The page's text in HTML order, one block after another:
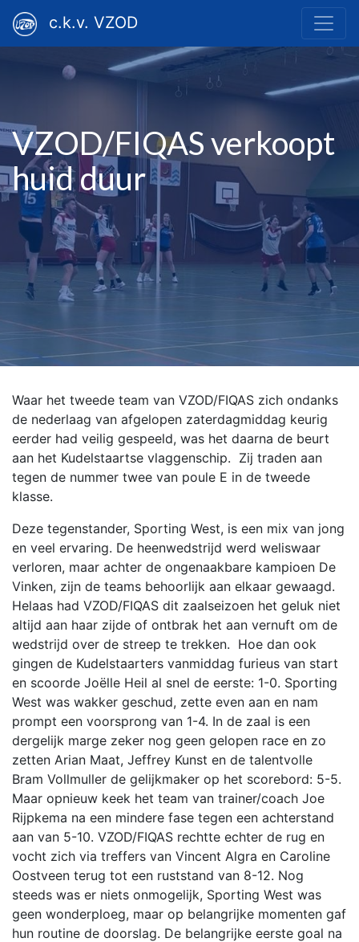
c.k.v. VZOD
VZOD/FIQAS verkoopt
huid duur
Waar het tweede team van VZOD/FIQAS zich ondanks
de nederlaag van afgelopen zaterdagmiddag keurig
eerder had veilig gespeeld, was het daarna de beurt
aan het Kudelstaartse vlaggenschip. Zij traden aan
tegen de nummer twee van poule E in de tweede
klasse.
Deze tegenstander, Sporting West, is een mix van jong
en veel ervaring. De heenwedstrijd werd weliswaar
verloren, maar achter de ongenaakbare kampioen De
Vinken, zijn de teams behoorlijk aan elkaar gewaagd.
Helaas had VZOD/FIQAS dit zaalseizoen het geluk niet
altijd aan haar zijde of ontbrak het aan vernuft om de
wedstrijd over de streep te trekken. Hoe dan ook
gingen de Kudelstaarters vanmiddag furieus van start
en scoorde Joëlle Heil al snel de eerste: 1-0. Sporting
West was wakker geschud, zette even aan en nam
prompt een voorsprong van 1-4. In de zaal is een
dergelijk marge zeker nog geen gelopen race en zo
zetten Arian Maat, Jeffrey Kunst en de talentvolle
Bram Vollmuller de gelijkmaker op het scorebord: 5-5.
Maar opnieuw keek het team van trainer/coach Joe
Rijpkema na een mindere fase tegen een achterstand
aan van 5-10. VZOD/FIQAS rechtte echter de rug en
vocht zich via treffers van Vincent Algra en Caroline
Oostveen terug tot een ruststand van 8-12. Nog
steeds was er niets onmogelijk, Sporting West was
geen wonderploeg, maar op belangrijke momenten gaf
hun routine de doorslag. De belangrijke eerste goal na